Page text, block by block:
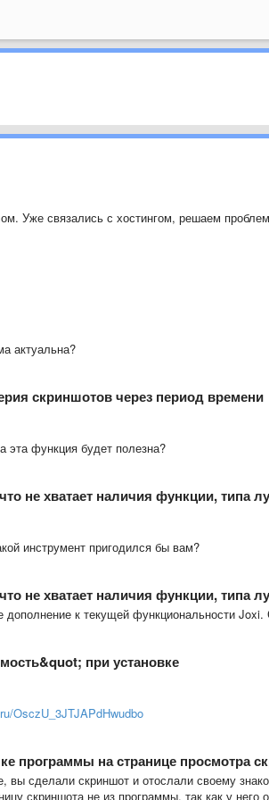
Уже связались с хостингом, решаем
актуальна?
скриншотов через период времени
эта функция будет полезна?
не хватает наличия функции, типа
инструмент пригодился бы вам?
не хватает наличия функции, типа
к текущей функциональности Joxi.
при установке
OsczU_3JTJAPdHwudbo
программы на странице просмотра
вы сделали скриншот и отослали своему
скриншота не из программы, так как у него